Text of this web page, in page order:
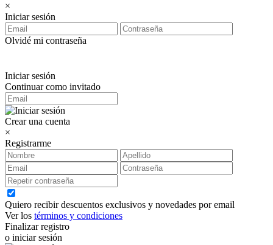
×
Iniciar sesión
Olvidé mi contraseña
Iniciar sesión
Continuar como invitado
Crear una cuenta
×
Registrarme
Quiero recibir descuentos exclusivos y novedades por email
Ver los términos y condiciones
Finalizar registro
o iniciar sesión